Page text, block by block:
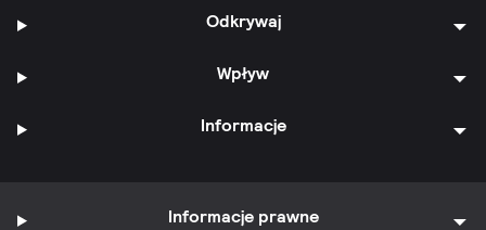
Odkrywaj
Wpływ
Informacje
Informacje prawne